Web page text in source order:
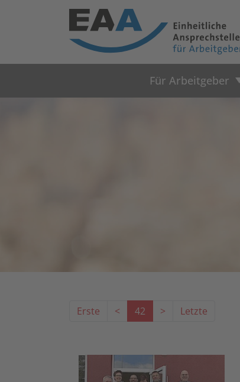
Für Arbeitgeber
Erste < 42 > Letzte